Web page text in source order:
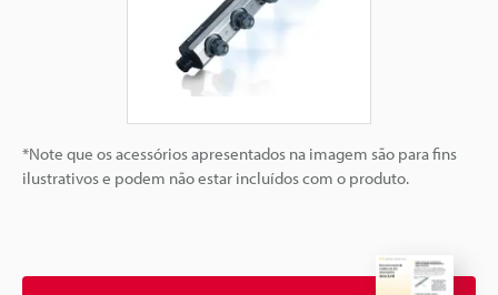
*Note que os acessórios apresentados na imagem são para fins
ilustrativos e podem não estar incluídos com o produto.